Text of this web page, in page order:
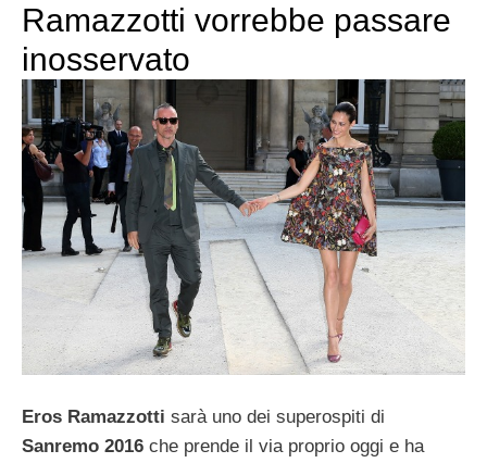
Ramazzotti vorrebbe passare
inosservato
Eros Ramazzotti sarà uno dei superospiti di
Sanremo 2016 che prende il via proprio oggi e ha